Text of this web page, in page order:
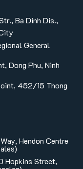
Ba Dinh Dis.,
General
Dong Phu, Ninh
452/15 Thong
Hendon Centre
Hopkins Street,